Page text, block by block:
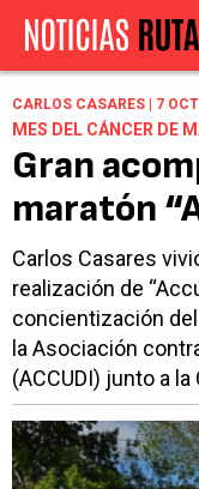
CARLOS CASARES | 7
MES DEL CÁNCER DE
Gran
maratón
Carlos Casares
realización de
concientización
la Asociación
(ACCUDI) junto a